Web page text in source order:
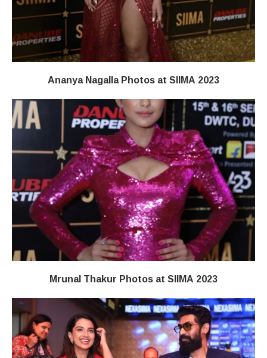
Ananya Nagalla Photos at SIIMA 2023
Mrunal Thakur Photos at SIIMA 2023